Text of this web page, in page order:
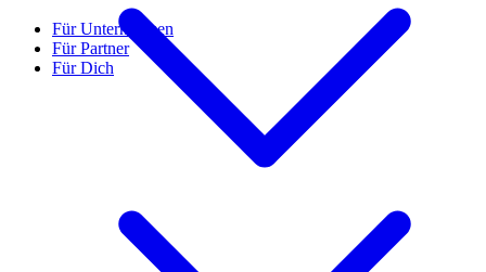
Für Unternehmen
Für Partner
Für Dich